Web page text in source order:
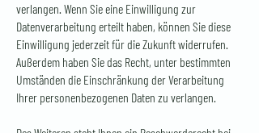
verlangen. Wenn Sie eine Einwilligung zur
Datenverarbeitung erteilt haben, können Sie diese
Einwilligung jederzeit für die Zukunft widerrufen.
Außerdem haben Sie das Recht, unter bestimmten
Umständen die Einschränkung der Verarbeitung
Ihrer personenbezogenen Daten zu verlangen.